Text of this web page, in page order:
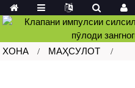
ХОНА МАҲСУЛОТ